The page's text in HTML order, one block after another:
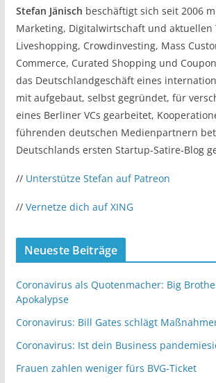
Stefan Jänisch beschäftigt sich seit 2006
Marketing, Digitalwirtschaft und aktuellen
Liveshopping, Crowdinvesting, Mass
Commerce, Curated Shopping und
das Deutschlandgeschäft eines
mit aufgebaut, selbst gegründet, für
eines Berliner VCs gearbeitet,
führenden deutschen Medienpartnern
Deutschlands ersten Startup-Satire-Blog
// Unterstütze Stefan auf Patreon
// Vernetze dich auf XING
Neueste Beiträge
Coronavirus als Quotenmacher: Big
Apokalypse
Coronavirus: Bill Gates schlägt
Coronavirus: Ist dein Business
Frauen zahlen weniger fürs BVG-Ticket